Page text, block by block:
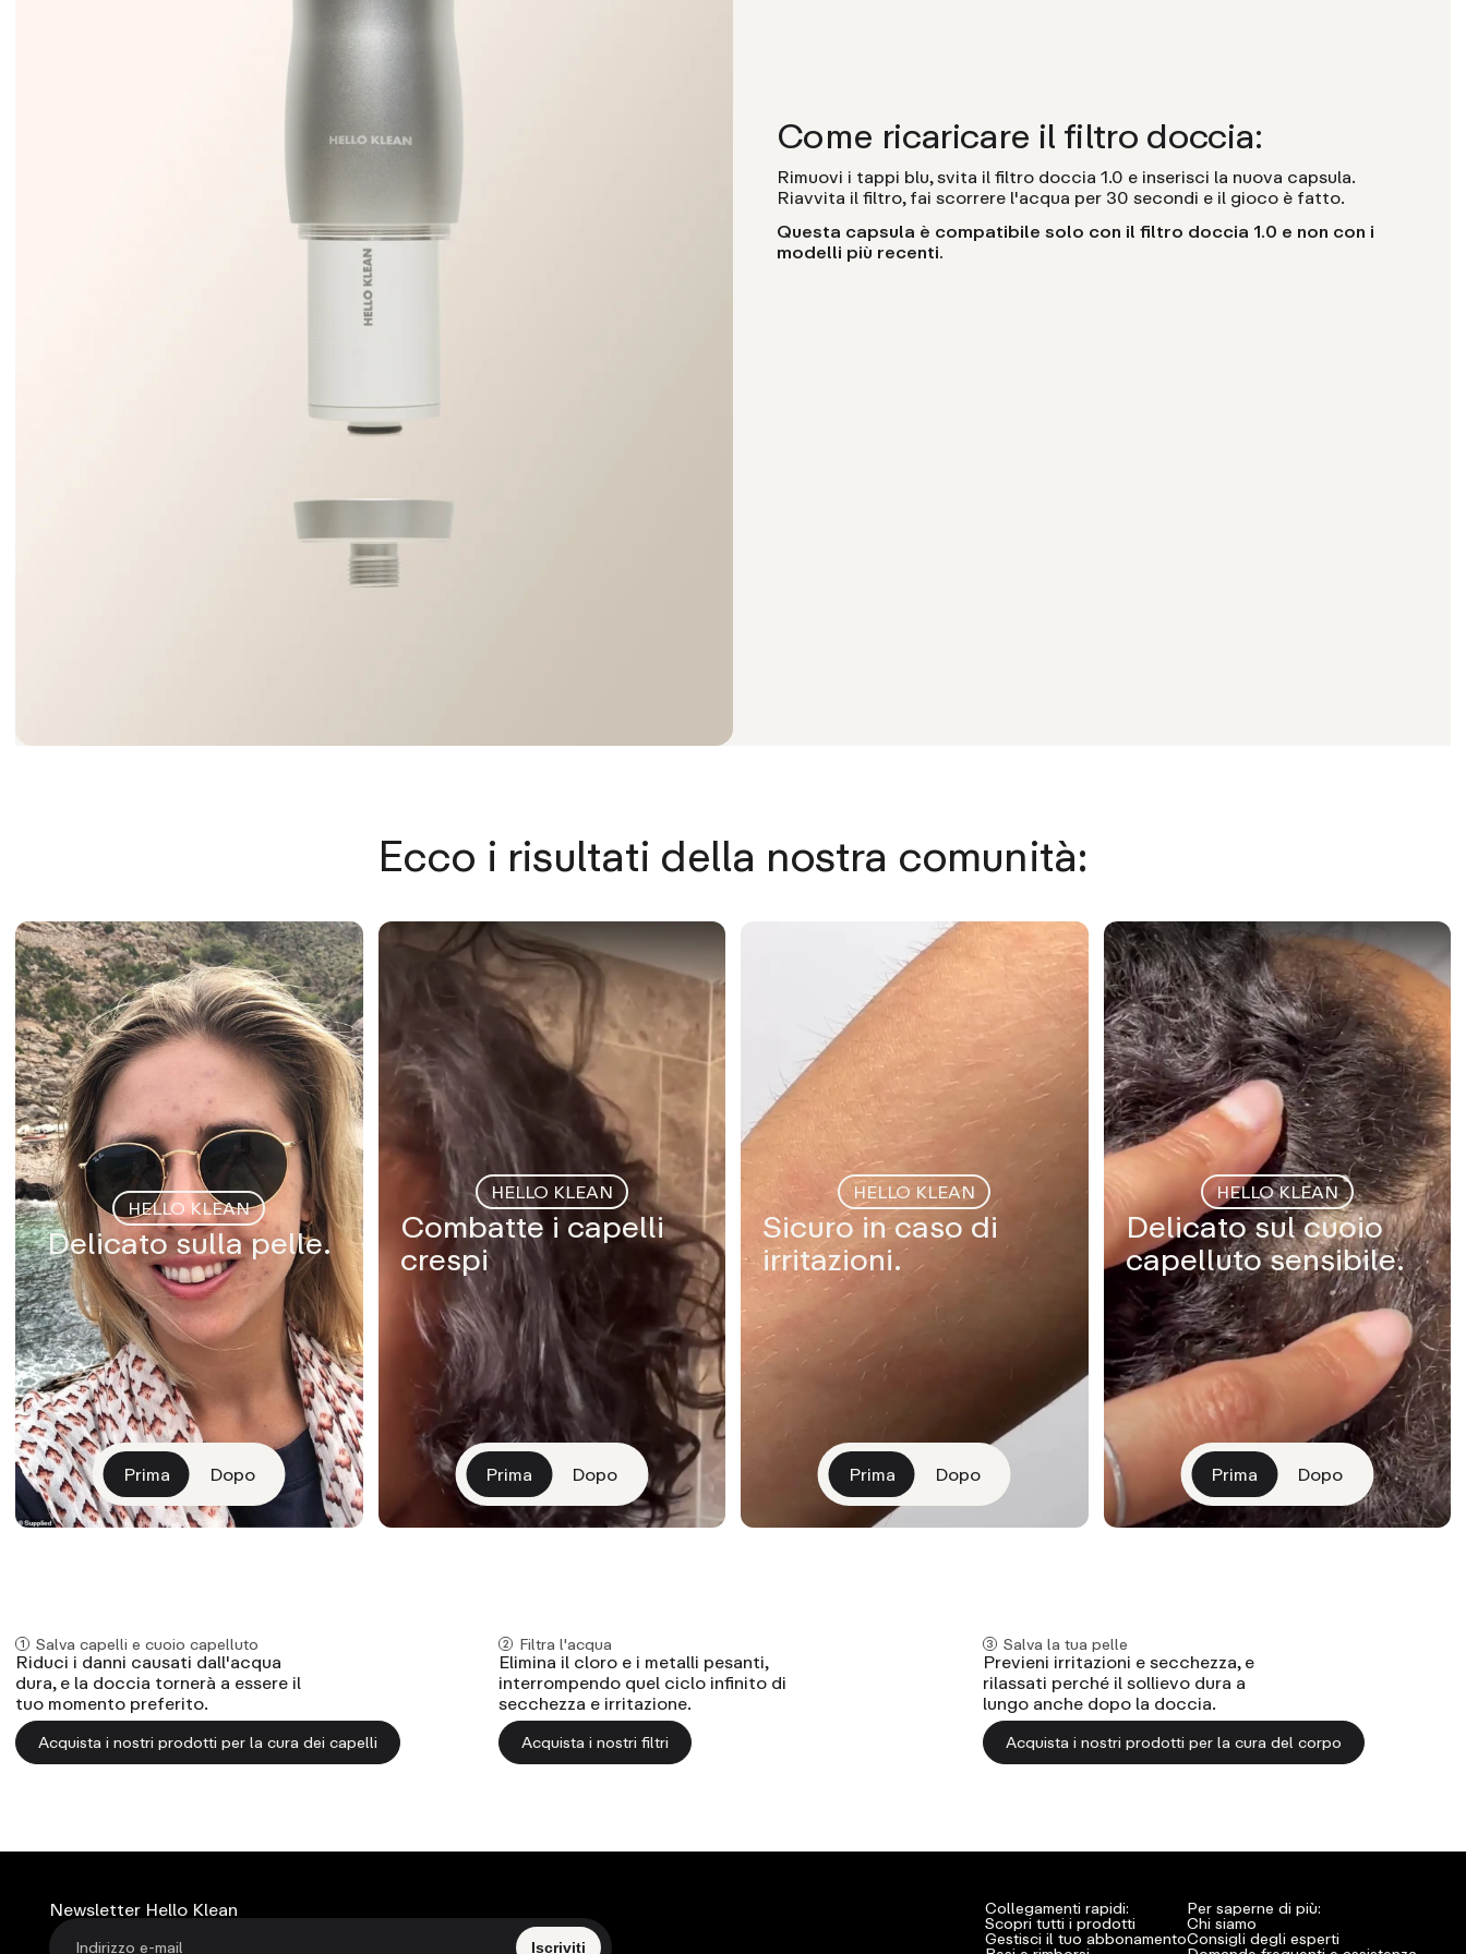
Come ricaricare il filtro doccia:
Rimuovi i tappi blu, svita il filtro doccia 1.0 e inserisci la nuova capsula.
Riavvita il filtro, fai scorrere l'acqua per 30 secondi e il gioco è fatto.
Questa capsula è compatibile solo con il filtro doccia 1.0 e non con i
modelli più recenti.
Ecco i risultati della nostra comunità:
HELLO KLEAN
Delicato sulla pelle.
Prima Dopo
HELLO KLEAN
Combatte i capelli
crespi
Prima Dopo
HELLO KLEAN
Sicuro in caso di
irritazioni.
Prima Dopo
HELLO KLEAN
Delicato sul cuoio
capelluto sensibile.
Prima Dopo
CAPELLI
Salva capelli e cuoio capelluto
Riduci i danni causati dall'acqua
dura, e la doccia tornerà a essere il
tuo momento preferito.
Acquista i nostri prodotti per la cura dei capelli
Filtra l'acqua
Elimina il cloro e i metalli pesanti,
interrompendo quel ciclo infinito di
secchezza e irritazione.
Acquista i nostri filtri
CORPO
Salva la tua pelle
Previeni irritazioni e secchezza, e
rilassati perché il sollievo dura a
lungo anche dopo la doccia.
Acquista i nostri prodotti per la cura del corpo
Newsletter Hello Klean
Iscriviti
Collegamenti rapidi:
Scopri tutti i prodotti
Gestisci il tuo abbonamento
Per saperne di più:
Chi siamo
Consigli degli esperti